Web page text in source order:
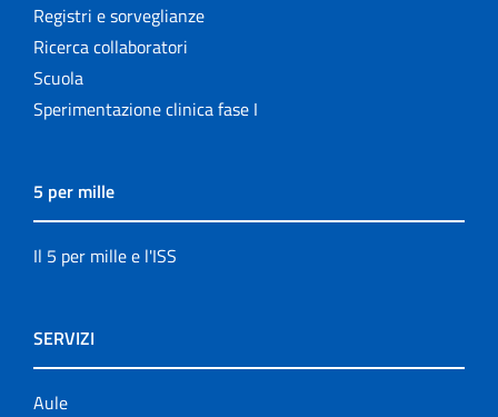
Registri e sorveglianze
Ricerca collaboratori
Scuola
Sperimentazione clinica fase I
5 per mille
Il 5 per mille e l'ISS
SERVIZI
Aule